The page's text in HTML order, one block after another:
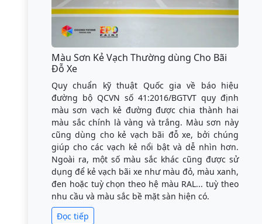
Màu Sơn Kẻ Vạch Thường dùng Cho Bãi
Đỗ Xe
Quy chuẩn kỹ thuật Quốc gia về báo hiệu
đường bộ QCVN số 41:2016/BGTVT quy định
màu sơn vạch kẻ đường được chia thành hai
màu sắc chính là vàng và trắng. Màu sơn này
cũng dùng cho kẻ vạch bãi đỗ xe, bởi chúng
giúp cho các vạch kẻ nổi bật và dễ nhìn hơn.
Ngoài ra, một số màu sắc khác cũng được sử
dụng để kẻ vạch bãi xe như màu đỏ, màu xanh,
đen hoặc tuỳ chọn theo hệ màu RAL... tuỳ theo
nhu cầu và màu sắc bề mặt sàn hiện có.
Đọc tiếp